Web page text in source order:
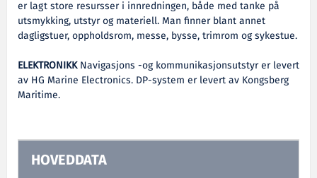
er lagt store resursser i innredningen, både med tanke på
utsmykking, utstyr og materiell. Man finner blant annet
dagligstuer, oppholdsrom, messe, bysse, trimrom og sykestue.
ELEKTRONIKKNavigasjons -og kommunikasjonsutstyr er levert
av HG Marine Electronics. DP-system er levert av Kongsberg
Maritime.
HOVEDDATA